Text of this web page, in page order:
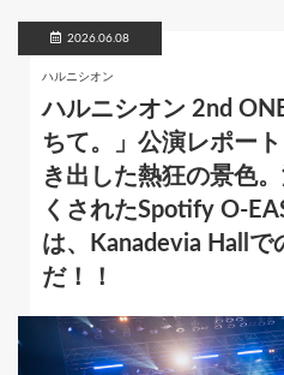
2026.06.08
ハルニシオン
ハルニシオン 2nd
ちて。」公演レポー
き出した熱狂の景色
くされたSpotify O-
は、Kanadevia Hallで
だ！！